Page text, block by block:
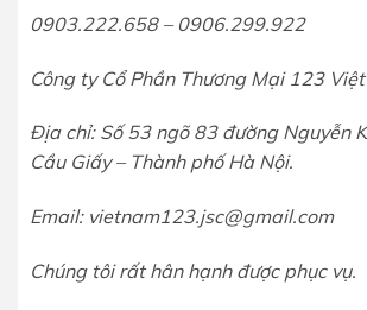
0903.222.658 – 0906.299.922
Công ty Cổ Phần Thương Mại 123
Địa chỉ: Số 53 ngõ 83 đường Nguyễn
Cầu Giấy – Thành phố Hà Nội.
Email: vietnam123.jsc@gmail.com
Chúng tôi rất hân hạnh được phục vụ.